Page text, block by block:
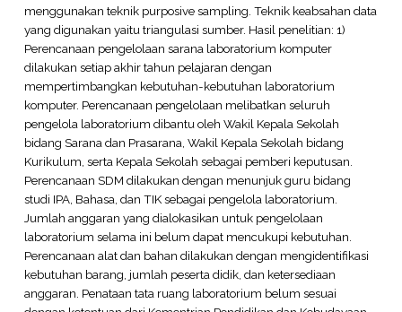
menggunakan teknik purposive sampling. Teknik keabsahan data
yang digunakan yaitu triangulasi sumber. Hasil penelitian: 1)
Perencanaan pengelolaan sarana laboratorium komputer
dilakukan setiap akhir tahun pelajaran dengan
mempertimbangkan kebutuhan-kebutuhan laboratorium
komputer. Perencanaan pengelolaan melibatkan seluruh
pengelola laboratorium dibantu oleh Wakil Kepala Sekolah
bidang Sarana dan Prasarana, Wakil Kepala Sekolah bidang
Kurikulum, serta Kepala Sekolah sebagai pemberi keputusan.
Perencanaan SDM dilakukan dengan menunjuk guru bidang
studi IPA, Bahasa, dan TIK sebagai pengelola laboratorium.
Jumlah anggaran yang dialokasikan untuk pengelolaan
laboratorium selama ini belum dapat mencukupi kebutuhan.
Perencanaan alat dan bahan dilakukan dengan mengidentifikasi
kebutuhan barang, jumlah peserta didik, dan ketersediaan
anggaran. Penataan tata ruang laboratorium belum sesuai